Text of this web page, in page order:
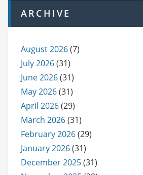
ARCHIVE
August 2026(7)
July 2026(31)
June 2026(31)
May 2026(31)
April 2026(29)
March 2026(31)
February 2026(29)
January 2026(31)
December 2025(31)